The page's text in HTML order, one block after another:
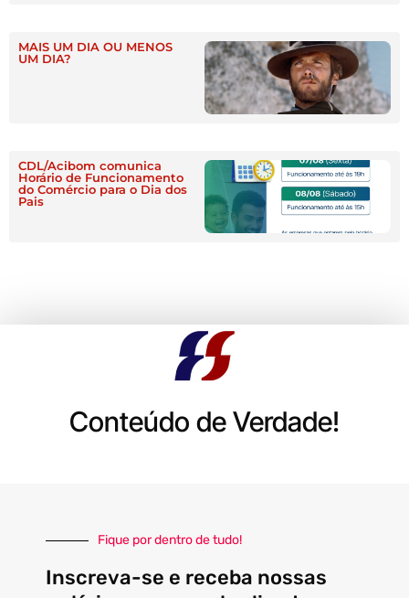
MAIS UM DIA OU MENOS
UM DIA?
CDL/Acibom comunica
Horário de Funcionamento
do Comércio para o Dia dos
Pais
Conteúdo de Verdade!
Fique por dentro de tudo!
Inscreva-se e receba nossas